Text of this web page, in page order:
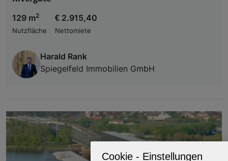
129 m2
Nutzfläche
€ 2.915,40
Nettomiete
Harald Rank
Spiegelfeld Immobilien GmbH